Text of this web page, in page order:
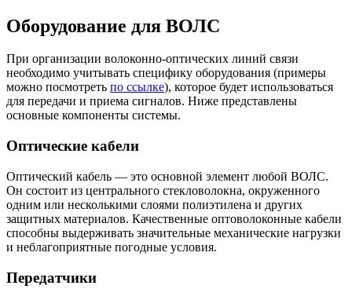
Оборудование для ВОЛС
При организации волоконно-оптических линий связи
необходимо учитывать специфику оборудования (примеры
можно посмотреть по ссылке), которое будет использоваться
для передачи и приема сигналов. Ниже представлены
основные компоненты системы.
Оптические кабели
Оптический кабель — это основной элемент любой ВОЛС.
Он состоит из центрального стекловолокна, окруженного
одним или несколькими слоями полиэтилена и других
защитных материалов. Качественные оптоволоконные кабели
способны выдерживать значительные механические нагрузки
и неблагоприятные погодные условия.
Передатчики